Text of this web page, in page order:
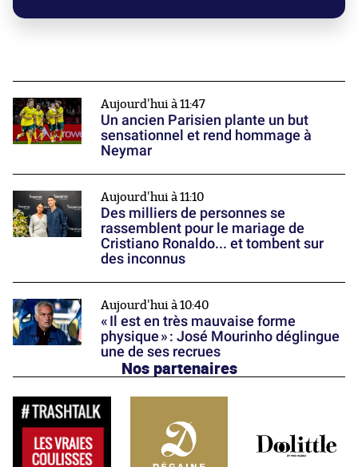
Aujourd'hui à 11:47
Un ancien Parisien plante un but
sensationnel et rend hommage à
Neymar
Aujourd'hui à 11:10
Des milliers de personnes se
rassemblent pour le mariage de
Cristiano Ronaldo... et tombent sur
des inconnus
Aujourd'hui à 10:40
« Il est en très mauvaise forme
physique » : José Mourinho déglingue
une de ses recrues
Nos partenaires